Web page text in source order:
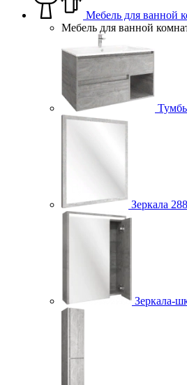
Мебель для ванной
Мебель для ванной
Зеркала
Зеркала-